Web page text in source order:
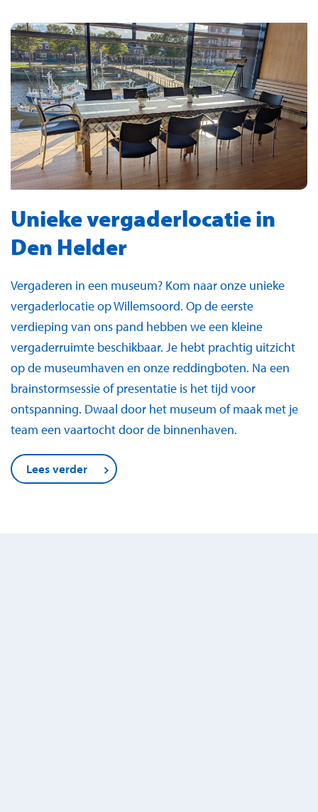
Unieke vergaderlocatie in
Den Helder
Vergaderen in een museum? Kom naar onze unieke
vergaderlocatie op Willemsoord. Op de eerste
verdieping van ons pand hebben we een kleine
vergaderruimte beschikbaar. Je hebt prachtig uitzicht
op de museumhaven en onze reddingboten. Na een
brainstormsessie of presentatie is het tijd voor
ontspanning. Dwaal door het museum of maak met je
team een vaartocht door de binnenhaven.
Lees verder